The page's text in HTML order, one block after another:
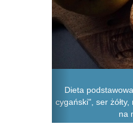
Dieta
cygański", ser
na